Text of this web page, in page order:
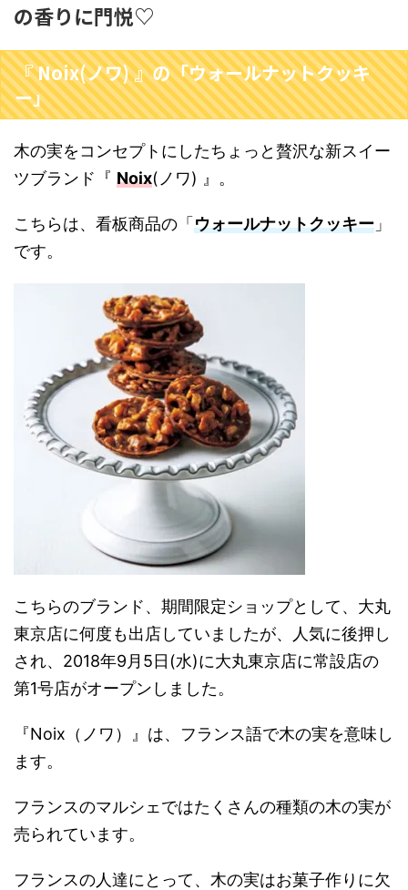
の香りに門悦♡
『 Noix(ノワ) 』の「ウォールナットクッキ
ー」
木の実をコンセプトにしたちょっと贅沢な新スイー
ツブランド『 Noix(ノワ) 』。
こちらは、看板商品の「 ウォールナットクッキー 」
です。
こちらのブランド、期間限定ショップとして、大丸
東京店に何度も出店していましたが、人気に後押し
され、2018年9月5日(水)に大丸東京店に常設店の
第1号店がオープンしました。
『Noix（ノワ）』は、フランス語で木の実を意味し
ます。
フランスのマルシェではたくさんの種類の木の実が
売られています。
フランスの人達にとって、木の実はお菓子作りに欠